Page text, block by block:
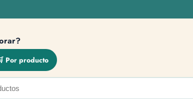
Por producto